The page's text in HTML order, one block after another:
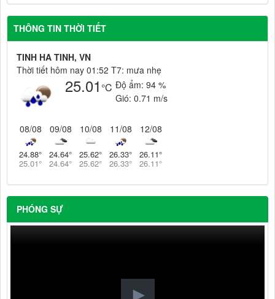
THÔNG TIN THỜI TIẾT
TINH HA TINH, VN
Thời tiết hôm nay 01:52 T7: mưa nhẹ
25.01 °C Độ ẩm: 94 %
Gió: 0.71 m/s
08/08
24.88°
25.01°
09/08
24.64°
24.64°
10/08
25.62°
25.62°
11/08
26.33°
26.33°
12/08
26.11°
26.11°
PHÓNG SỰ